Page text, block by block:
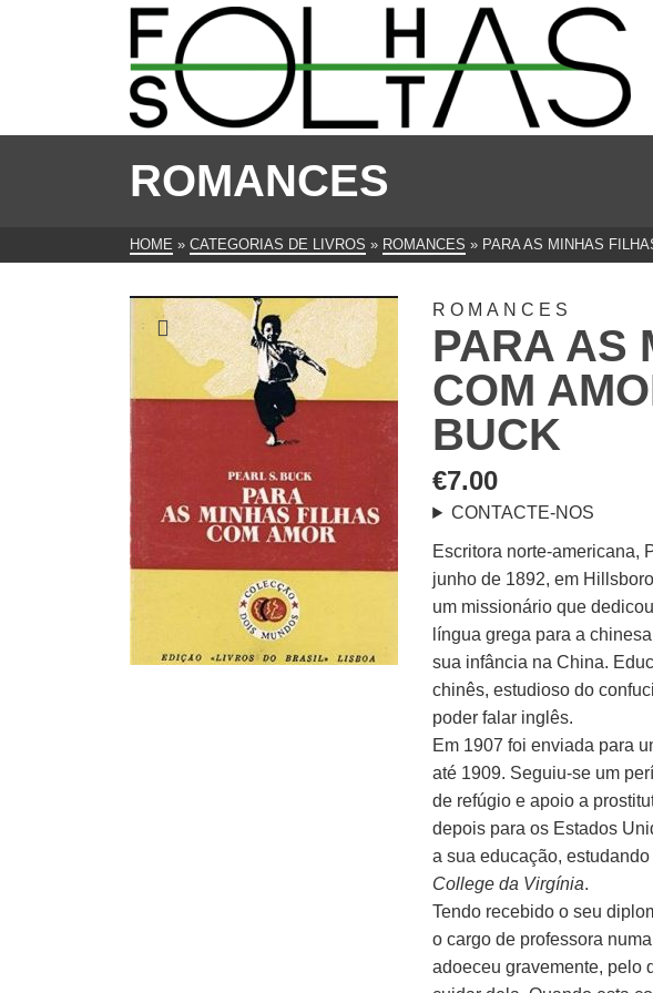
ROMANCES
HOME » CATEGORIAS DE LIVROS » ROMANCES » PARA AS MINHAS
ROMANCES
PARA AS
COM
BUCK
€7.00
CONTACTE-NOS
Escritora norte-americana,
junho de 1892, em
um missionário que
língua grega para a
sua infância na China.
chinês, estudioso do
poder falar inglês.
Em 1907 foi enviada para
até 1909. Seguiu-se um
de refúgio e apoio a
depois para os Estados
a sua educação,
College da Virgínia.
Tendo recebido o seu
o cargo de professora
adoeceu gravemente, pelo